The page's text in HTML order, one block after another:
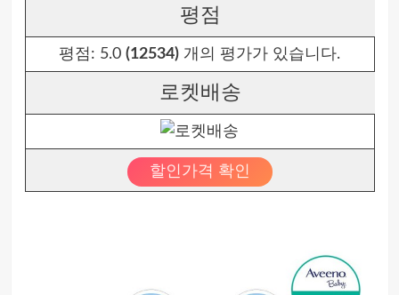
평점
평점: 5.0 (12534) 개의 평가가 있습니다.
로켓배송
할인가격 확인